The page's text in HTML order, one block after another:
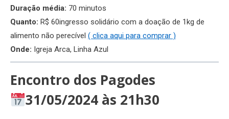
Duração média: 70 minutos
Quanto: R$ 60ingresso solidário com a doação de 1kg de
alimento não perecível ( clica aqui para comprar )
Onde: Igreja Arca, Linha Azul
Encontro dos Pagodes
31/05/2024 às 21h30